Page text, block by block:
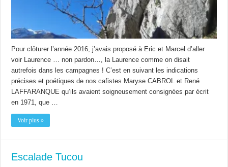
Pour clôturer l’année 2016, j’avais proposé à Eric et Marcel d’aller
voir Laurence … non pardon…, la Laurence comme on disait
autrefois dans les campagnes ! C’est en suivant les indications
précises et poétiques de nos cafistes Maryse CABROL et René
LAFFARANQUE qu’ils avaient soigneusement consignées par écrit
en 1971, que …
Voir plus »
Escalade Tucou